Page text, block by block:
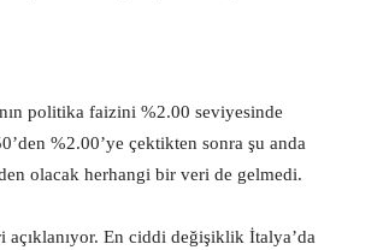
politika faizini %2.00 seviyesinde
%2.00’ye çektikten sonra şu anda
olacak herhangi bir veri de gelmedi.
En ciddi değişiklik İtalya’da